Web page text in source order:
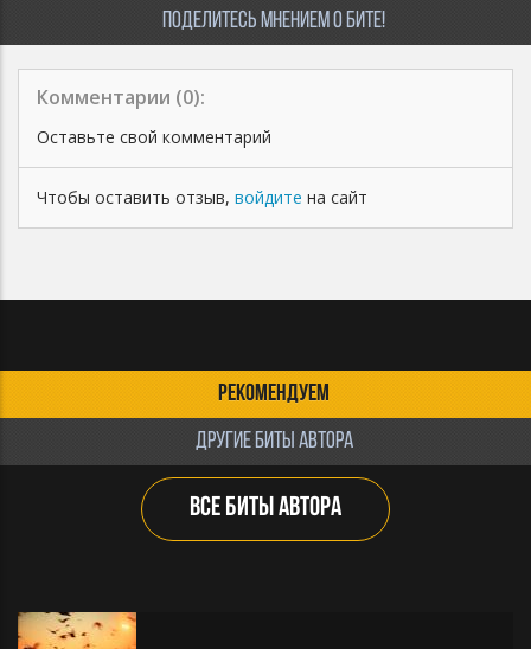
ПОДЕЛИТЕСЬ МНЕНИЕМ О БИТЕ!
Комментарии (0):
Оставьте свой комментарий
Чтобы оставить отзыв, войдите на сайт
РЕКОМЕНДУЕМ
ДРУГИЕ БИТЫ АВТОРА
ВСЕ БИТЫ АВТОРА